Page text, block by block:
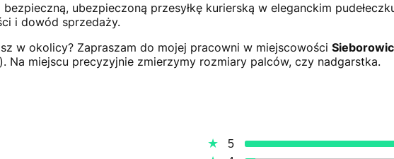
bezpieczną, ubezpieczoną przesyłkę kurierską w eleganckim
i dowód sprzedaży.
w okolicy? Zapraszam do mojej pracowni w miejscowości
Na miejscu precyzyjnie zmierzymy rozmiary palców, czy nadgarstka.
5